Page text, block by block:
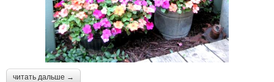
читать дальше →